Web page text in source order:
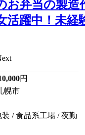
お弁当の製造
活躍中！未経
円
幌市
/ 食品系工場 / 夜勤